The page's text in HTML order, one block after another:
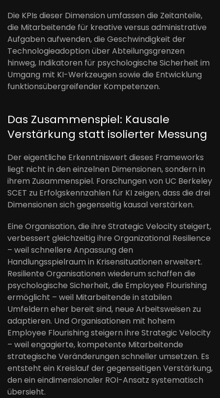
Die KPIs dieser Dimension umfassen die Zeitanteile,
die Mitarbeitende für kreative versus administrative
Aufgaben aufwenden, die Geschwindigkeit der
Technologieadoption über Abteilungsgrenzen
hinweg, Indikatoren für psychologische Sicherheit im
Umgang mit KI-Werkzeugen sowie die Entwicklung
funktionsübergreifender Kompetenzen.
Das Zusammenspiel: Kausale
Verstärkung statt isolierter Messung
Der eigentliche Erkenntniswert dieses Frameworks
liegt nicht in den einzelnen Dimensionen, sondern in
ihrem Zusammenspiel. Forschungen von UC Berkeley
SCET zu Erfolgskennzahlen für KI zeigen, dass die drei
Dimensionen sich gegenseitig kausal verstärken.
Eine Organisation, die ihre Strategic Velocity steigert,
verbessert gleichzeitig ihre Organizational Resilience
– weil schnellere Anpassung den
Handlungsspielraum in Krisensituationen erweitert.
Resiliente Organisationen wiederum schaffen die
psychologische Sicherheit, die Employee Flourishing
ermöglicht – weil Mitarbeitende in stabilen
Umfeldern eher bereit sind, neue Arbeitsweisen zu
adaptieren. Und Organisationen mit hohem
Employee Flourishing steigern ihre Strategic Velocity
– weil engagierte, kompetente Mitarbeitende
strategische Veränderungen schneller umsetzen. Es
entsteht ein Kreislauf der gegenseitigen Verstärkung,
den ein eindimensionaler ROI-Ansatz systematisch
übersieht.